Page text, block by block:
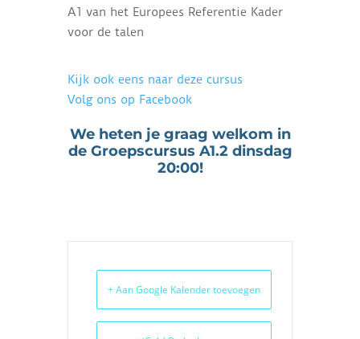
A1 van het Europees Referentie Kader
voor de talen
Kijk ook eens naar deze cursus
Volg ons op Facebook
We heten je graag welkom in
de Groepscursus A1.2 dinsdag
20:00!
+ Aan Google Kalender toevoegen